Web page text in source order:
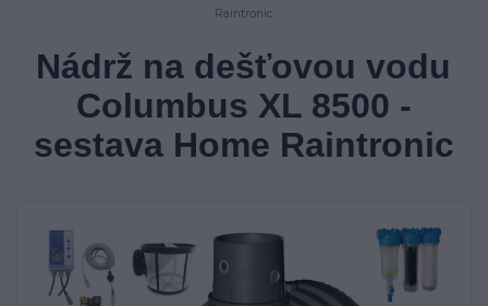
Raintronic
Nádrž na dešťovou vodu
Columbus XL 8500 -
sestava Home Raintronic